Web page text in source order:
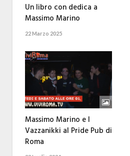
Un libro con dedica a
Massimo Marino
22 Marzo 2025
Massimo Marino e I
Vazzanikki al Pride Pub di
Roma